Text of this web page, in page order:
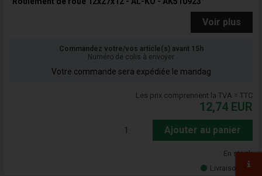
Voir plus
Commandez votre/vos article(s) avant 15h
Numéro de colis à envoyer
Votre commande sera expédiée le mandag
Les prix comprennent la TVA = TTC
12,74 EUR
Ajouter au panier
En stock
Livraison 5-7